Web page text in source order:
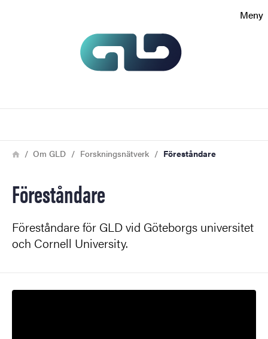
Meny
Länkstig
HemOm GLD Forskningsnätverk Föreståndare
Föreståndare
Föreståndare för GLD vid Göteborgs universitet
och Cornell University.